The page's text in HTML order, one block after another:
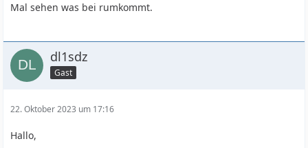
Mal sehen was bei rumkommt.
dl1sdz
Gast
22. Oktober 2023 um 17:16
Hallo,